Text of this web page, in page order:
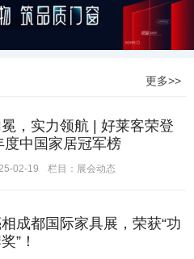
更多>>
，实力领航 | 好莱客荣登
度中国家居冠军榜
02-19 栏目： 展会动态
成都国际家具展，荣获“功
”！